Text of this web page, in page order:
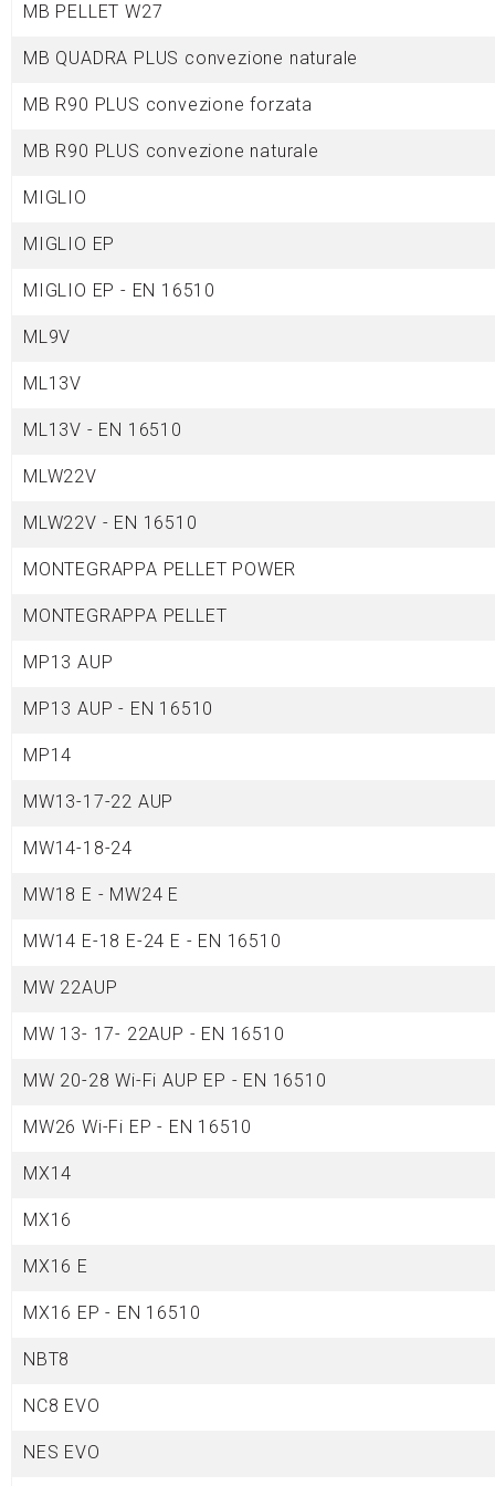
MB PELLET W27
MB QUADRA PLUS convezione naturale
MB R90 PLUS convezione forzata
MB R90 PLUS convezione naturale
MIGLIO
MIGLIO EP
MIGLIO EP - EN 16510
ML9V
ML13V
ML13V - EN 16510
MLW22V
MLW22V - EN 16510
MONTEGRAPPA PELLET POWER
MONTEGRAPPA PELLET
MP13 AUP
MP13 AUP - EN 16510
MP14
MW13-17-22 AUP
MW14-18-24
MW18 E - MW24 E
MW14 E-18 E-24 E - EN 16510
MW 22AUP
MW 13- 17- 22AUP - EN 16510
MW 20-28 Wi-Fi AUP EP - EN 16510
MW26 Wi-Fi EP - EN 16510
MX14
MX16
MX16 E
MX16 EP - EN 16510
NBT8
NC8 EVO
NES EVO